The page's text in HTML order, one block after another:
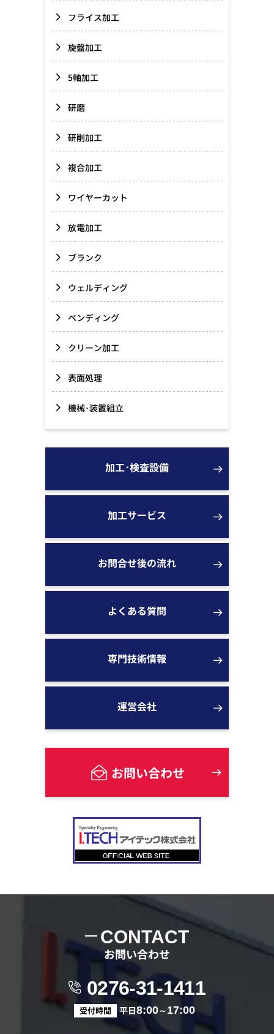
フライス加工
旋盤加工
5軸加工
研磨
研削加工
複合加工
ワイヤーカット
放電加工
ブランク
ウェルディング
ベンディング
クリーン加工
表面処理
機械･装置組立
加工･検査設備
加工サービス
お問合せ後の流れ
よくある質問
専門技術情報
運営会社
お問い合わせ
CONTACT
お問い合わせ
0276-31-1411
受付時間 平日8:00～17:00